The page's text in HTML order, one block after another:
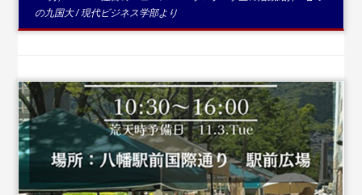
の九国大/現代ビジネス学部より
...続きを読む